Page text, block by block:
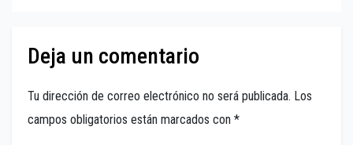
Deja un comentario
Tu dirección de correo electrónico no será publicada. Los
campos obligatorios están marcados con *